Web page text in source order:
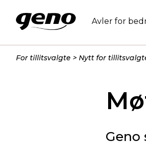
Avler for
For tillitsvalgte Nytt for
Geno